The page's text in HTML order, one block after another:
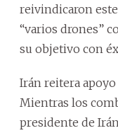
reivindicaron
“varios drones”
su objetivo con
Irán reitera
Mientras los
presidente de